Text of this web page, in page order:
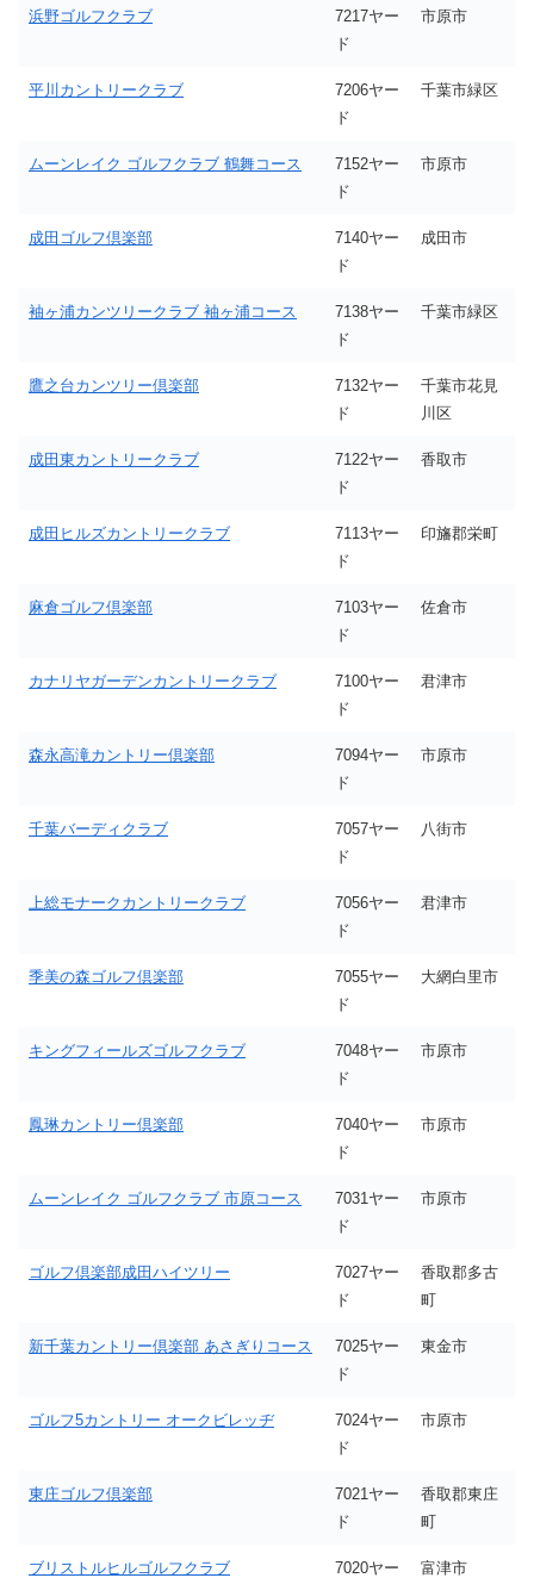
浜野ゴルフクラブ
7217ヤー
ド
市原市
平川カントリークラブ
7206ヤー
ド
千葉市緑区
ムーンレイク ゴルフクラブ 鶴舞コース
7152ヤー
ド
市原市
成田ゴルフ倶楽部
7140ヤー
ド
成田市
袖ヶ浦カンツリークラブ 袖ヶ浦コース
7138ヤー
ド
千葉市緑区
鷹之台カンツリー倶楽部
7132ヤー
ド
千葉市花見
川区
成田東カントリークラブ
7122ヤー
ド
香取市
成田ヒルズカントリークラブ
7113ヤー
ド
印旛郡栄町
麻倉ゴルフ倶楽部
7103ヤー
ド
佐倉市
カナリヤガーデンカントリークラブ
7100ヤー
ド
君津市
森永高滝カントリー倶楽部
7094ヤー
ド
市原市
千葉バーディクラブ
7057ヤー
ド
八街市
上総モナークカントリークラブ
7056ヤー
ド
君津市
季美の森ゴルフ倶楽部
7055ヤー
ド
大網白里市
キングフィールズゴルフクラブ
7048ヤー
ド
市原市
鳳琳カントリー倶楽部
7040ヤー
ド
市原市
ムーンレイク ゴルフクラブ 市原コース
7031ヤー
ド
市原市
ゴルフ倶楽部成田ハイツリー
7027ヤー
ド
香取郡多古
町
新千葉カントリー倶楽部 あさぎりコース
7025ヤー
ド
東金市
ゴルフ5カントリー オークビレッヂ
7024ヤー
ド
市原市
東庄ゴルフ倶楽部
7021ヤー
ド
香取郡東庄
町
ブリストルヒルゴルフクラブ
7020ヤー
富津市